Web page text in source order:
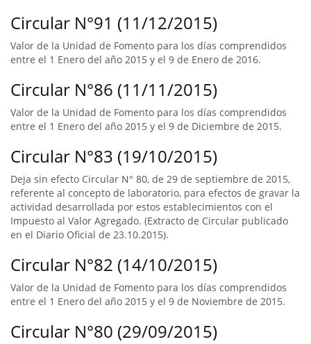
Circular N°91 (11/12/2015)
Valor de la Unidad de Fomento para los días comprendidos
entre el 1 Enero del año 2015 y el 9 de Enero de 2016.
Circular N°86 (11/11/2015)
Valor de la Unidad de Fomento para los días comprendidos
entre el 1 Enero del año 2015 y el 9 de Diciembre de 2015.
Circular N°83 (19/10/2015)
Deja sin efecto Circular N° 80, de 29 de septiembre de 2015,
referente al concepto de laboratorio, para efectos de gravar la
actividad desarrollada por estos establecimientos con el
Impuesto al Valor Agregado. (Extracto de Circular publicado
en el Diario Oficial de 23.10.2015).
Circular N°82 (14/10/2015)
Valor de la Unidad de Fomento para los días comprendidos
entre el 1 Enero del año 2015 y el 9 de Noviembre de 2015.
Circular N°80 (29/09/2015)